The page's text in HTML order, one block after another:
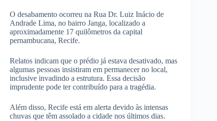
O desabamento ocorreu na Rua Dr. Luiz Inácio de
Andrade Lima, no bairro Janga, localizado a
aproximadamente 17 quilômetros da capital
pernambucana, Recife.
Relatos indicam que o prédio já estava desativado, mas
algumas pessoas insistiram em permanecer no local,
inclusive invadindo a estrutura. Essa decisão
imprudente pode ter contribuído para a tragédia.
Além disso, Recife está em alerta devido às intensas
chuvas que têm assolado a cidade nos últimos dias.